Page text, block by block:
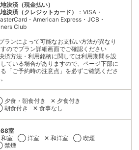
決済（現金払い）
決済（クレジットカード）
：VISA・
・American Express・JCB・
Club
ランによって可能なお支払い方法が異なり
すのでプラン詳細画面でご確認ください
済方法・利用銘柄に関しては利用期間を設
ている場合がありますので、ページ下部に
「ご予約時の注意点」を必ずご確認くださ
食・朝食付き
✕ 夕食付き
食付き
✕ 食事なし
室
室
◯ 洋室 ✕ 和洋室
◯ 喫煙
煙